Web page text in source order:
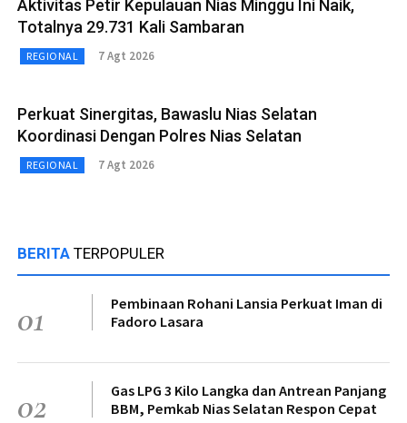
Aktivitas Petir Kepulauan Nias Minggu Ini Naik,
Totalnya 29.731 Kali Sambaran
REGIONAL 7 Agt 2026
Perkuat Sinergitas, Bawaslu Nias Selatan
Koordinasi Dengan Polres Nias Selatan
REGIONAL 7 Agt 2026
BERITA TERPOPULER
01
Pembinaan Rohani Lansia Perkuat Iman di
Fadoro Lasara
02
Gas LPG 3 Kilo Langka dan Antrean Panjang
BBM, Pemkab Nias Selatan Respon Cepat